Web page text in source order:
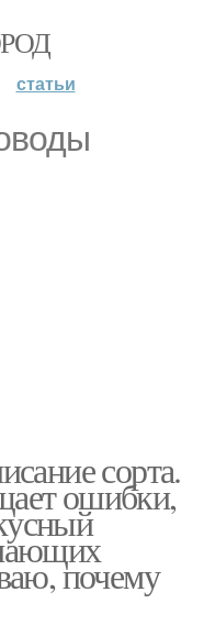
статьи
сорта.
ошибки,
почему